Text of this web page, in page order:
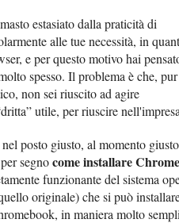
estasiato dalla praticità di
alle tue necessità, in
e per questo motivo hai
spesso. Il problema è che, pur
non sei riuscito ad agire
utile, per riuscire
posto giusto, al momento
segnocome installare
funzionante del sistema
originale) che si può
in maniera molto